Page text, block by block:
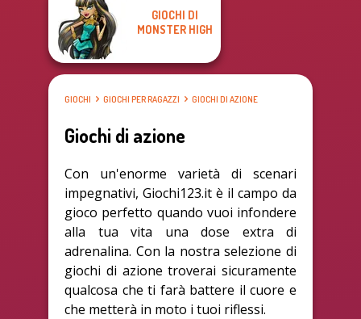
GIOCHI DI
MONSTER HIGH
GIOCHI GIOCHI PER RAGAZZI GIOCHI DI AZIONE
Giochi di azione
Con un'enorme varietà di scenari
impegnativi, Giochi123.it è il campo da
gioco perfetto quando vuoi infondere
alla tua vita una dose extra di
adrenalina. Con la nostra selezione di
giochi di azione troverai sicuramente
qualcosa che ti farà battere il cuore e
che metterà in moto i tuoi riflessi.